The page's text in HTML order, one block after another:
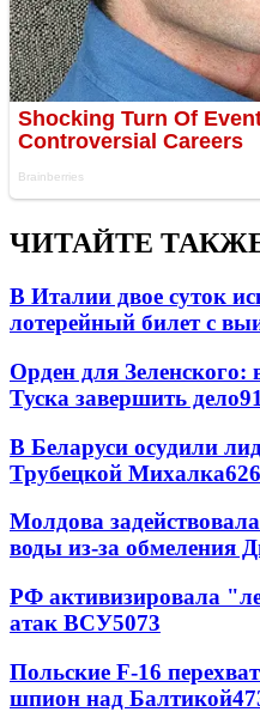
ЧИТАЙТЕ
В Италии двое суток
лотерейный билет с
Орден для
Туска завершить дело
В Беларуси осудили
Трубецкой Михалка
Молдова
воды из-за обмеления
РФ активизировала
атак ВСУ5073
Польские F-16
шпион над Балтикой